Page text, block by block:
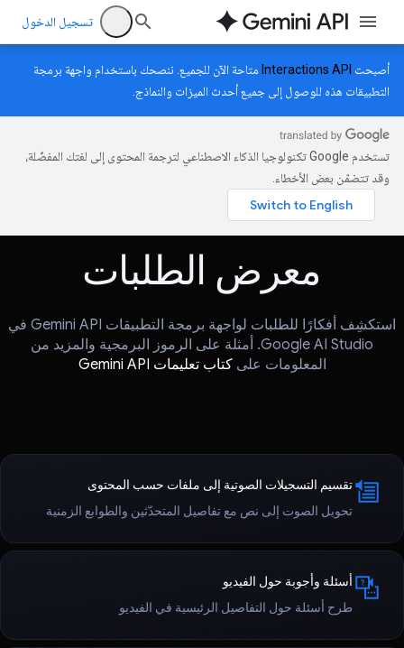
تسجيل الدخول
أصبحت Interactions API متاحة الآن للجميع. ننصحك باستخدام واجهة برمجة
التطبيقات هذه للوصول إلى جميع أحدث الميزات والنماذج.
تستخدم Google تكنولوجيا الذكاء الاصطناعي لترجمة المحتوى إلى لغتك المفضّلة،
وقد تتضمّن بعض الأخطاء.
معرض الطلبات
استكشِف أفكارًا للطلبات لواجهة برمجة التطبيقات Gemini API في
Google AI Studio. أمثلة على الرموز البرمجية والمزيد من
المعلومات علىكتاب تعليمات Gemini API
تقسيم التسجيلات الصوتية إلى ملفات حسب المحتوى
تحويل الصوت إلى نص مع تفاصيل المتحدّثين والطوابع الزمنية
أسئلة وأجوبة حول الفيديو
طرح أسئلة حول التفاصيل الرئيسية في الفيديو